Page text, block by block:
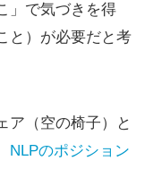
」で気づきを得
と）が必要だと考
ア（空の椅子）と
NLPのポジション